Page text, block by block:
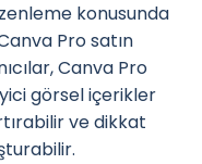
konusunda
Pro satın
Canva Pro
görsel içerikler
ve dikkat